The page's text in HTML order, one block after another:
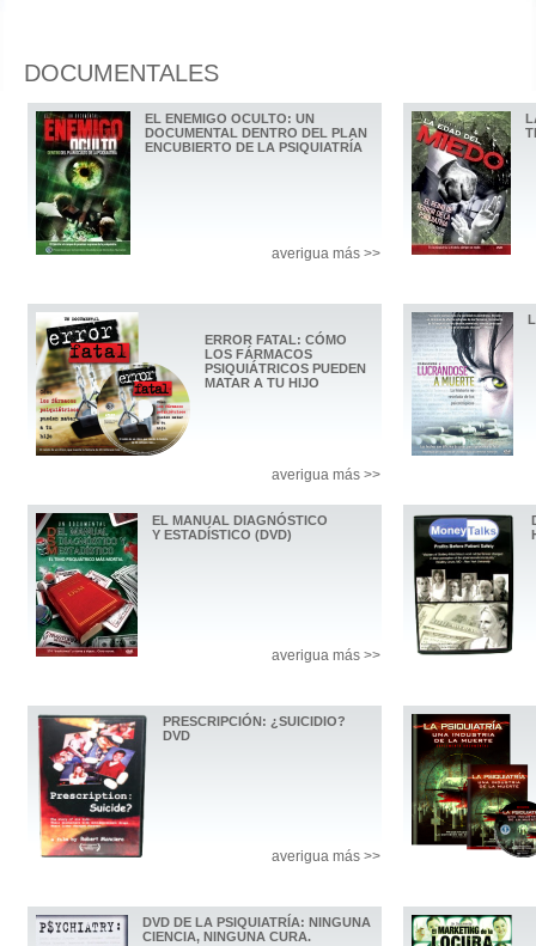
DOCUMENTALES
EL ENEMIGO OCULTO: UN
DOCUMENTAL DENTRO DEL PLAN
ENCUBIERTO DE LA PSIQUIATRÍA
averigua más >>
ERROR FATAL: CÓMO
LOS FÁRMACOS
PSIQUIÁTRICOS PUEDEN
MATAR A TU HIJO
averigua más >>
EL MANUAL DIAGNÓSTICO
Y ESTADÍSTICO (DVD)
averigua más >>
PRESCRIPCIÓN: ¿SUICIDIO?
DVD
averigua más >>
DVD DE LA PSIQUIATRÍA: NINGUNA
CIENCIA, NINGUNA CURA.